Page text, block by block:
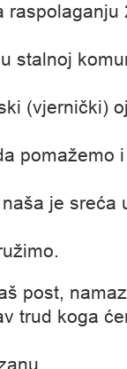
raspolaganju
stalnoj
(vjernički)
pomažemo
je sreća
post,
trud koga